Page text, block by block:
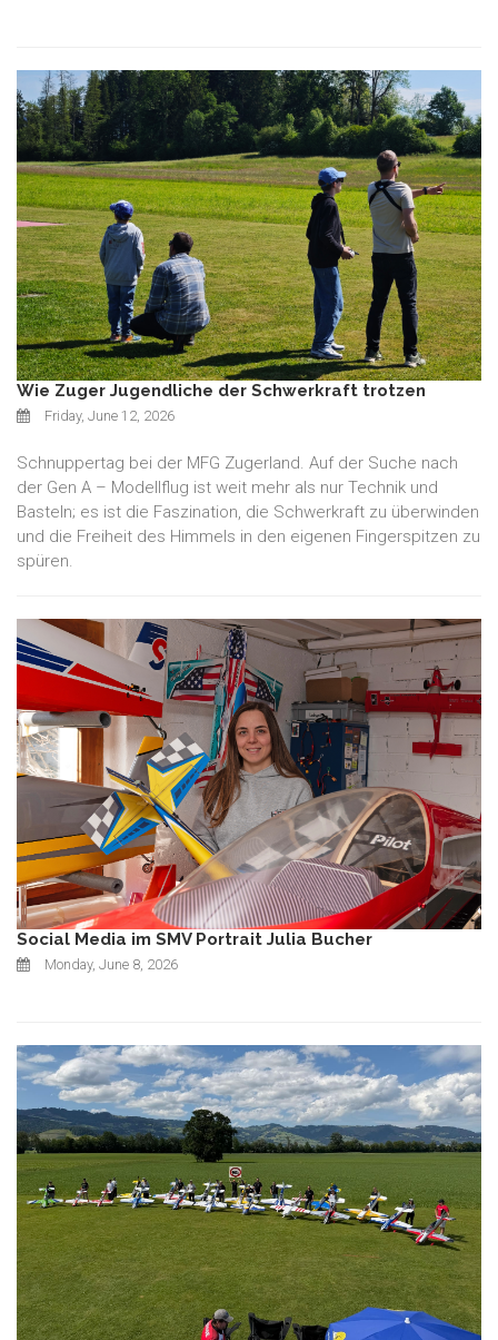
Wie Zuger Jugendliche der Schwerkraft trotzen
Friday, June 12, 2026
Schnuppertag bei der MFG Zugerland. Auf der Suche nach
der Gen A – Modellflug ist weit mehr als nur Technik und
Basteln; es ist die Faszination, die Schwerkraft zu überwinden
und die Freiheit des Himmels in den eigenen Fingerspitzen zu
spüren.
Social Media im SMV Portrait Julia Bucher
Monday, June 8, 2026